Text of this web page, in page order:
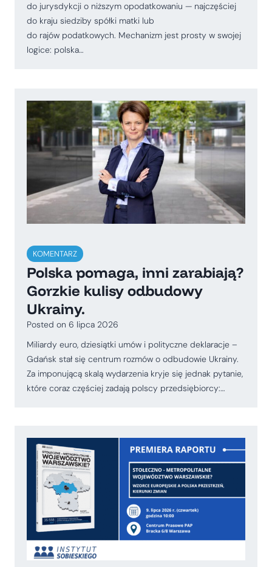
do jurysdykcji o niższym opodatkowaniu — najczęściej
do kraju siedziby spółki matki lub
do rajów podatkowych. Mechanizm jest prosty w swojej
logice: polska…
KOMENTARZ
Polska pomaga, inni zarabiają?
Gorzkie kulisy odbudowy
Ukrainy.
Posted on 6 lipca 2026
Miliardy euro, dziesiątki umów i polityczne deklaracje –
Gdańsk stał się centrum rozmów o odbudowie Ukrainy.
Za imponującą skalą wydarzenia kryje się jednak pytanie,
które coraz częściej zadają polscy przedsiębiorcy:…